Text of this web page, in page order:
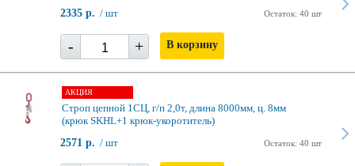
Остаток: 40 шт
2335 р. / шт
- + В корзину
АКЦИЯ
Строп цепной 1СЦ, г/п 2,0т, длина 8000мм, ц. 8мм
(крюк SKHL+1 крюк-укоротитель)
Остаток: 40 шт
2571 р. / шт